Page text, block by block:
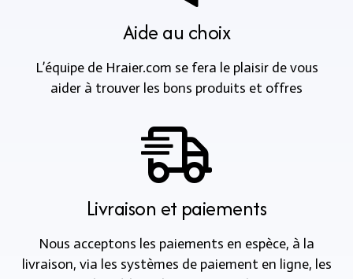
Aide au choix
L’équipe de Hraier.com se fera le plaisir de vous
aider à trouver les bons produits et offres
Livraison et paiements
Nous acceptons les paiements en espèce, à la
livraison, via les systèmes de paiement en ligne, les